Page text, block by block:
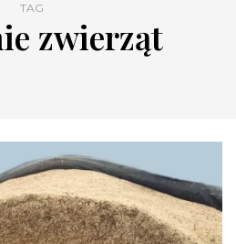
TAG
zwierząt
zgodnie z Polityką prywatności